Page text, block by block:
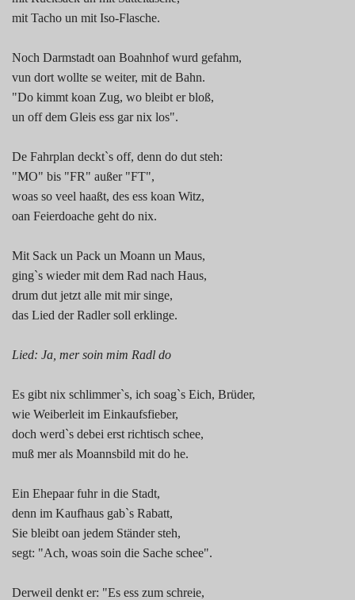
mit Tacho un mit Iso-Flasche.
Noch Darmstadt oan Boahnhof wurd gefahm,
vun dort wollte se weiter, mit de Bahn.
"Do kimmt koan Zug, wo bleibt er bloß,
un off dem Gleis ess gar nix los".
De Fahrplan deckt`s off, denn do dut steh:
"MO" bis "FR" außer "FT",
woas so veel haaßt, des ess koan Witz,
oan Feierdoache geht do nix.
Mit Sack un Pack un Moann un Maus,
ging`s wieder mit dem Rad nach Haus,
drum dut jetzt alle mit mir singe,
das Lied der Radler soll erklinge.
Lied: Ja, mer soin mim Radl do
Es gibt nix schlimmer`s, ich soag`s Eich, Brüder,
wie Weiberleit im Einkaufsfieber,
doch werd`s debei erst richtisch schee,
muß mer als Moannsbild mit do he.
Ein Ehepaar fuhr in die Stadt,
denn im Kaufhaus gab`s Rabatt,
Sie bleibt oan jedem Ständer steh,
segt: "Ach, woas soin die Sache schee".
Derweil denkt er: "Es ess zum schreie,